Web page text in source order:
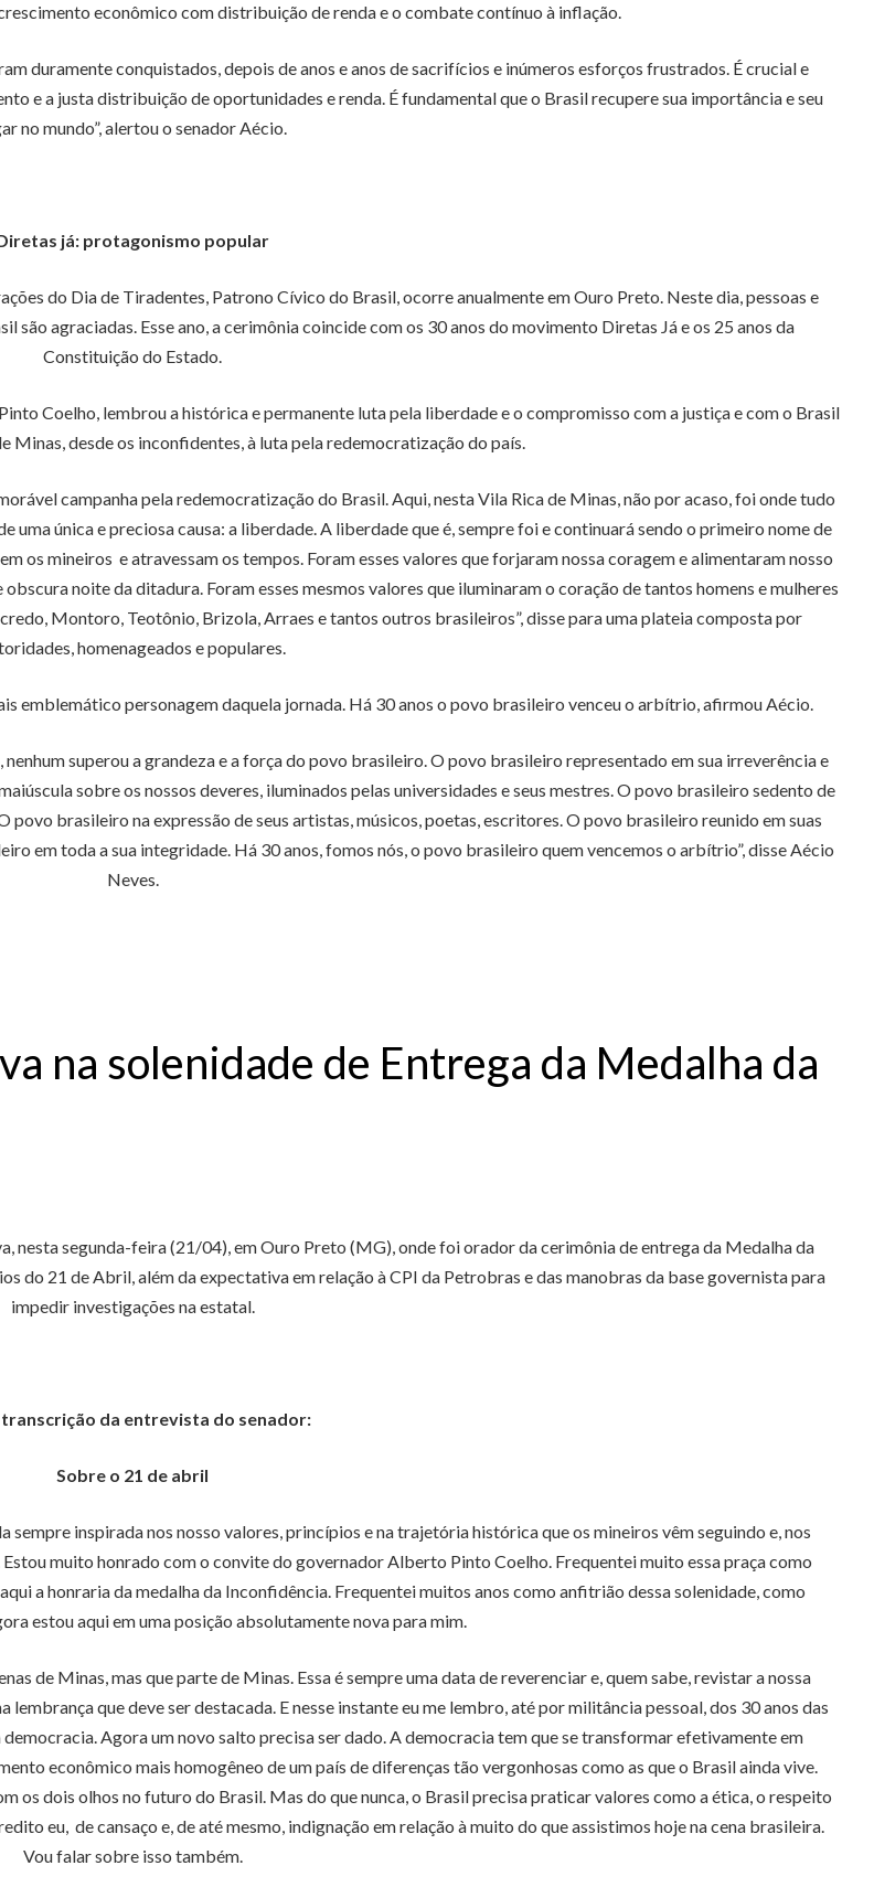
econômico com distribuição de renda e o combate contínuo à inflação.
duramente conquistados, depois de anos e anos de sacrifícios e inúmeros esforços frustrados. É crucial e
e a justa distribuição de oportunidades e renda. É fundamental que o Brasil recupere sua importância e seu
no mundo”, alertou o senador Aécio.
já: protagonismo popular
do Dia de Tiradentes, Patrono Cívico do Brasil, ocorre anualmente em Ouro Preto. Neste dia, pessoas e
são agraciadas. Esse ano, a cerimônia coincide com os 30 anos do movimento Diretas Já e os 25 anos da
Constituição do Estado.
Coelho, lembrou a histórica e permanente luta pela liberdade e o compromisso com a justiça e com o Brasil
Minas, desde os inconfidentes, à luta pela redemocratização do país.
campanha pela redemocratização do Brasil. Aqui, nesta Vila Rica de Minas, não por acaso, foi onde tudo
uma única e preciosa causa: a liberdade. A liberdade que é, sempre foi e continuará sendo o primeiro nome de
os mineiros e atravessam os tempos. Foram esses valores que forjaram nossa coragem e alimentaram nosso
noite da ditadura. Foram esses mesmos valores que iluminaram o coração de tantos homens e mulheres
Montoro, Teotônio, Brizola, Arraes e tantos outros brasileiros”, disse para uma plateia composta por
homenageados e populares.
emblemático personagem daquela jornada. Há 30 anos o povo brasileiro venceu o arbítrio, afirmou Aécio.
superou a grandeza e a força do povo brasileiro. O povo brasileiro representado em sua irreverência e
sobre os nossos deveres, iluminados pelas universidades e seus mestres. O povo brasileiro sedento de
brasileiro na expressão de seus artistas, músicos, poetas, escritores. O povo brasileiro reunido em suas
em toda a sua integridade. Há 30 anos, fomos nós, o povo brasileiro quem vencemos o arbítrio”, disse Aécio
Neves.
na solenidade de Entrega da Medalha da
nesta segunda-feira (21/04), em Ouro Preto (MG), onde foi orador da cerimônia de entrega da Medalha da
do 21 de Abril, além da expectativa em relação à CPI da Petrobras e das manobras da base governista para
impedir investigações na estatal.
transcrição da entrevista do senador:
Sobre o 21 de abril
inspirada nos nosso valores, princípios e na trajetória histórica que os mineiros vêm seguindo e, nos
muito honrado com o convite do governador Alberto Pinto Coelho. Frequentei muito essa praça como
a honraria da medalha da Inconfidência. Frequentei muitos anos como anfitrião dessa solenidade, como
estou aqui em uma posição absolutamente nova para mim.
de Minas, mas que parte de Minas. Essa é sempre uma data de reverenciar e, quem sabe, revistar a nossa
que deve ser destacada. E nesse instante eu me lembro, até por militância pessoal, dos 30 anos das
Agora um novo salto precisa ser dado. A democracia tem que se transformar efetivamente em
econômico mais homogêneo de um país de diferenças tão vergonhosas como as que o Brasil ainda vive.
os dois olhos no futuro do Brasil. Mas do que nunca, o Brasil precisa praticar valores como a ética, o respeito
eu, de cansaço e, de até mesmo, indignação em relação à muito do que assistimos hoje na cena brasileira.
Vou falar sobre isso também.